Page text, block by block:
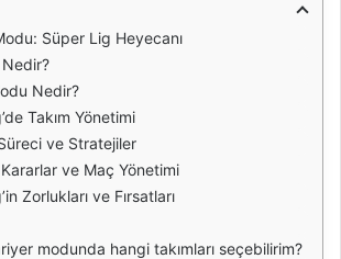
Süper Lig Heyecanı
Nedir?
Takım Yönetimi
ve Stratejiler
ve Maç Yönetimi
Zorlukları ve Fırsatları
modunda hangi takımları seçebilirim?